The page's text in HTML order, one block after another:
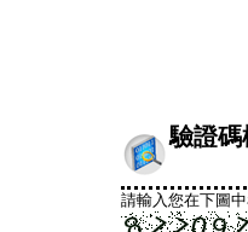
驗證碼
請輸入您在下圖